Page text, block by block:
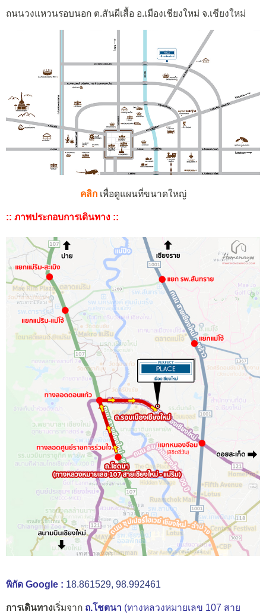
ถนนวงแหวนรอบนอก ต.สันผีเสื้อ อ.เมืองเชียงใหม่ จ.เชียงใหม่
คลิกเพื่อดูแผนที่ขนาดใหญ่
:: ภาพประกอบการเดินทาง ::
พิกัด Google : 18.861529, 98.992461
การเดินทางเริ่มจาก ถ.โชตนา (ทางหลวงหมายเลข 107 สาย